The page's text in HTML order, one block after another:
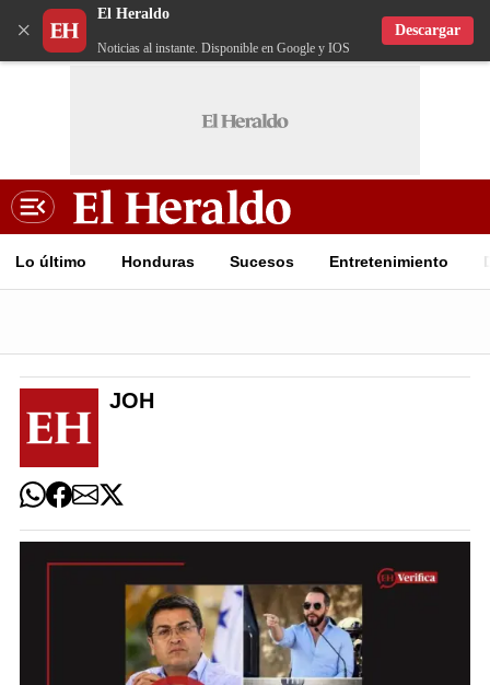
×
El Heraldo
Noticias al instante. Disponible en Google y IOS
Descargar
Lo último Honduras Sucesos Entretenimiento
JOH